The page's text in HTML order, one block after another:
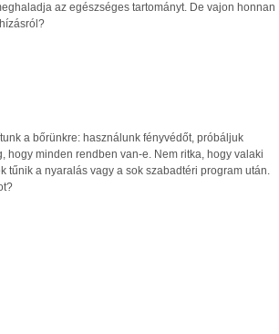
az egészséges tartományt. De vajon honnan
a bőrünkre: használunk fényvédőt, próbáljuk
hogy minden rendben van-e. Nem ritka, hogy valaki
tűnik a nyaralás vagy a sok szabadtéri program után.